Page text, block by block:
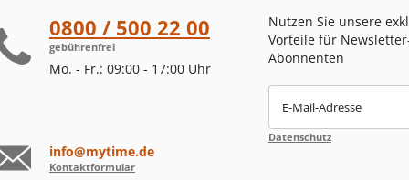
0800 / 500 22 00
gebührenfrei
Mo. - Fr.: 09:00 - 17:00 Uhr
info@mytime.de
Kontaktformular
Nutzen Sie unsere
Vorteile für
Abonnenten
E-Mail-Adresse
Datenschutz